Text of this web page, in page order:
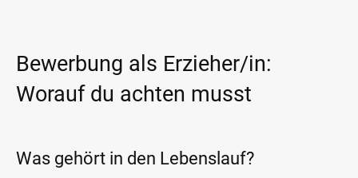
Bewerbung als Erzieher/in:
Worauf du achten musst
Was gehört in den Lebenslauf?